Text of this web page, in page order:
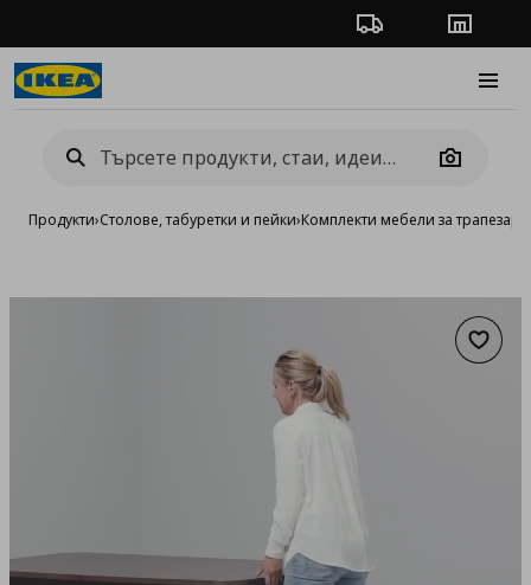
Проследяване на
Camera
Продукти›Столове, табуретки и пейки›Комплекти мебели за